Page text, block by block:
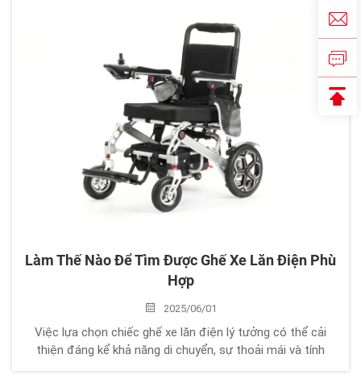
Làm Thế Nào Để Tìm Được Ghế Xe Lăn Điện Phù
Hợp
2025/06/01
Việc lựa chọn chiếc ghế xe lăn điện lý tưởng có thể cải
thiện đáng kể khả năng di chuyển, sự thoải mái và tính